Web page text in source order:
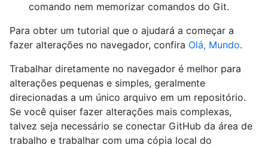
comando nem memorizar comandos do Git.
Para obter um tutorial que o ajudará a começar a
fazer alterações no navegador, confira Olá, Mundo.
Trabalhar diretamente no navegador é melhor para
alterações pequenas e simples, geralmente
direcionadas a um único arquivo em um repositório.
Se você quiser fazer alterações mais complexas,
talvez seja necessário se conectar GitHub da área de
trabalho e trabalhar com uma cópia local do